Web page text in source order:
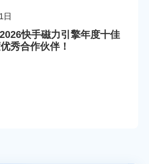
日
快手磁力引擎年度十佳
秀合作伙伴！